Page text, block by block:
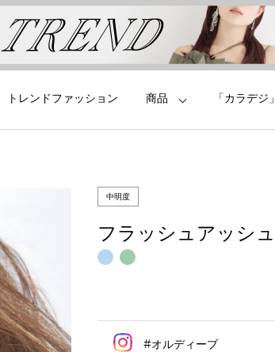
トレンドファッション 商品 「カラデジ
中明度
フラッシュアッシュ
#オルディーブ